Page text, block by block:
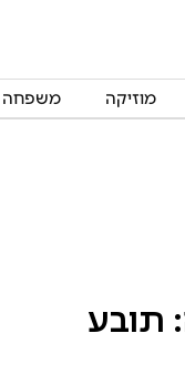
מוזיקה משפחה
תובע